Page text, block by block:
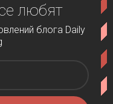
любят
блога Daily